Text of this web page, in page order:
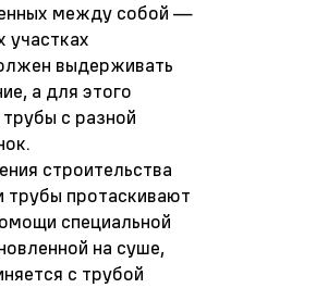
между собой —
участках
выдерживать
а для этого
с разной
строительства
трубы протаскивают
специальной
на суше,
с трубой